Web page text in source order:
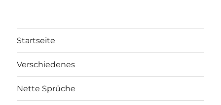
Startseite
Verschiedenes
Nette Sprüche